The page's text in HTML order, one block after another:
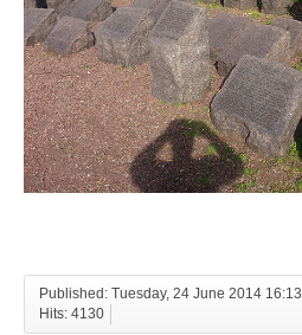
Published: Tuesday, 24 June 2014 16:13
Hits: 4130